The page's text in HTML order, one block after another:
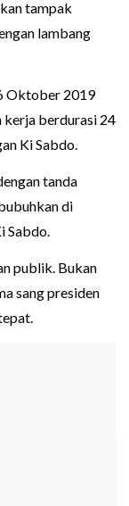
tampak
lambang
Oktober 2019
kerja berdurasi 24
Ki Sabdo.
tanda
di
Sabdo.
publik. Bukan
sang presiden